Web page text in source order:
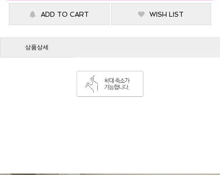
ADD TO CART WISH LIST
상품상세